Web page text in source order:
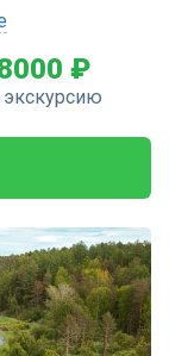
₽
экскурсию